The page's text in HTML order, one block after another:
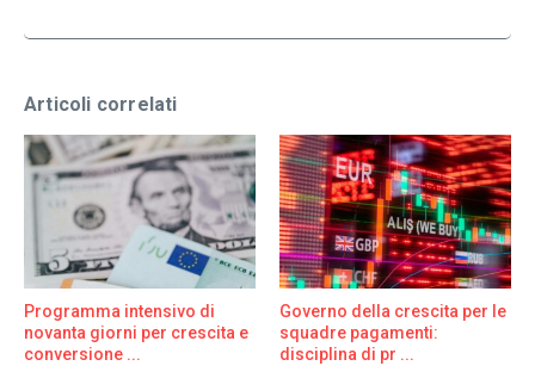
Articoli correlati
Programma intensivo di
novanta giorni per crescita e
conversione ...
Governo della crescita per le
squadre pagamenti:
disciplina di pr ...